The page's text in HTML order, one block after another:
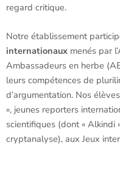
regard critique.
Notre établissement
internationaux menés par
Ambassadeurs en herbe
leurs compétences de
d’argumentation. Nos
», jeunes reporters
scientifiques (dont « Alkindi
cryptanalyse), aux Jeux